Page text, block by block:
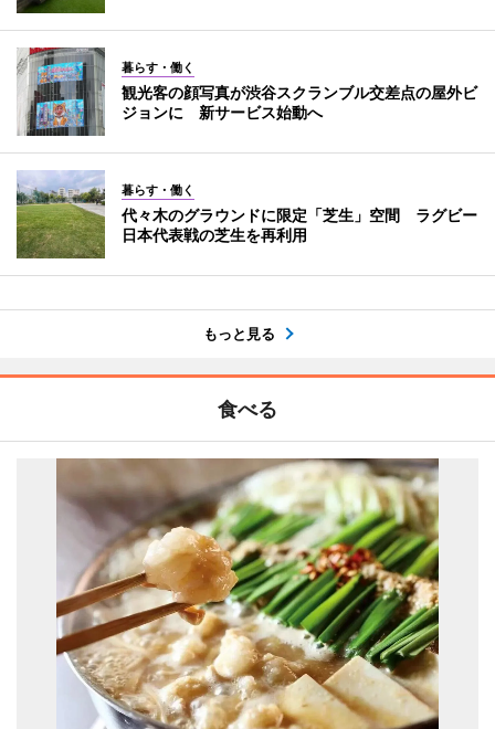
暮らす・働く
観光客の顔写真が渋谷スクランブル交差点の屋外ビ
ジョンに 新サービス始動へ
暮らす・働く
代々木のグラウンドに限定「芝生」空間 ラグビー
日本代表戦の芝生を再利用
もっと見る
食べる